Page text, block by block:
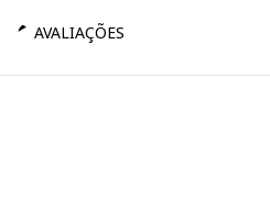
AVALIAÇÕES